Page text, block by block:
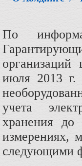
По
июля 2013 г.
учета
хранения
измерениях,
следующими